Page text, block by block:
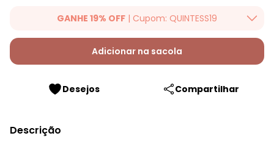
GANHE 19% OFF | Cupom: QUINTESS19
Ganhe 19% OFF Extra em qualquer valor, usando o cupom:
QUINTESS19. Válido para toda loja Quintess, até 07/08/2026.
Adicionar na sacola
Desejos Compartilhar
Descrição